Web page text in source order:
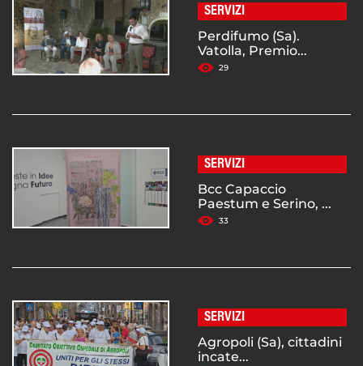
SERVIZI
Perdifumo (Sa).
Vatolla, Premio...
29
SERVIZI
Bcc Capaccio
Paestum e Serino, ...
33
SERVIZI
Agropoli (Sa), cittadini
incate...